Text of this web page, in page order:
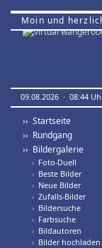
Moin und
09.08.2026 · 08:44
›› Startseite
›› Rundgang
›› Bildergalerie
› Foto-Duell
› Beste Bilder
› Neue Bilder
› Zufalls-Bilder
› Bildersuche
› Farbsuche
› Bildautoren
› Bilder hochladen